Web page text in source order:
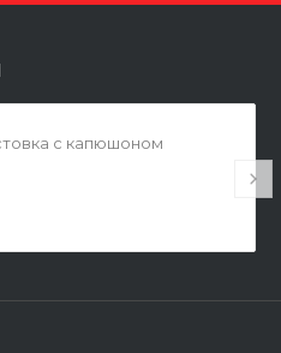
с капюшоном